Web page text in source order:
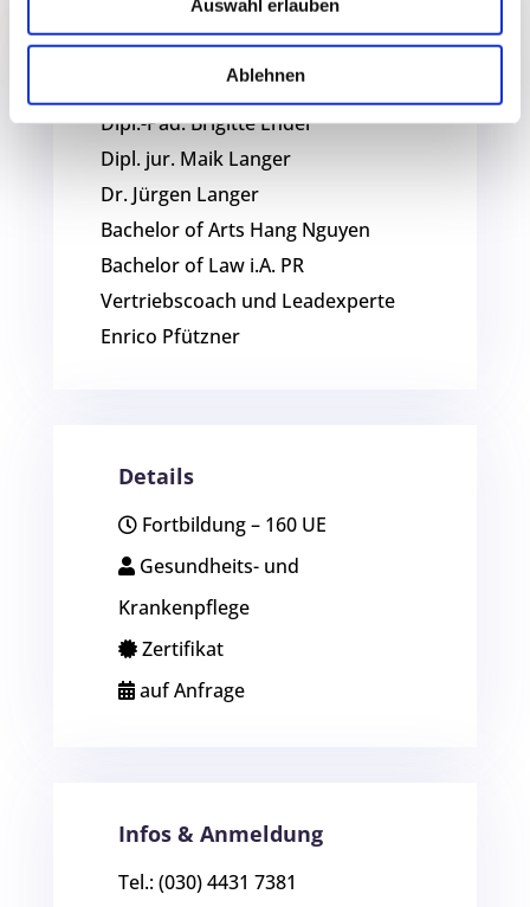
Auswahl erlauben
Ablehnen
ALLE LERNINHALTE
Dipl.-Päd. Brigitte Ender
Dipl. jur. Maik Langer
Dr. Jürgen Langer
Bachelor of Arts Hang Nguyen
Bachelor of Law i.A. PR
Vertriebscoach und Leadexperte
Enrico Pfützner
Details
Fortbildung – 160 UE
Gesundheits- und
Krankenpflege
Zertifikat
auf Anfrage
Infos & Anmeldung
Tel.: (030) 4431 7381